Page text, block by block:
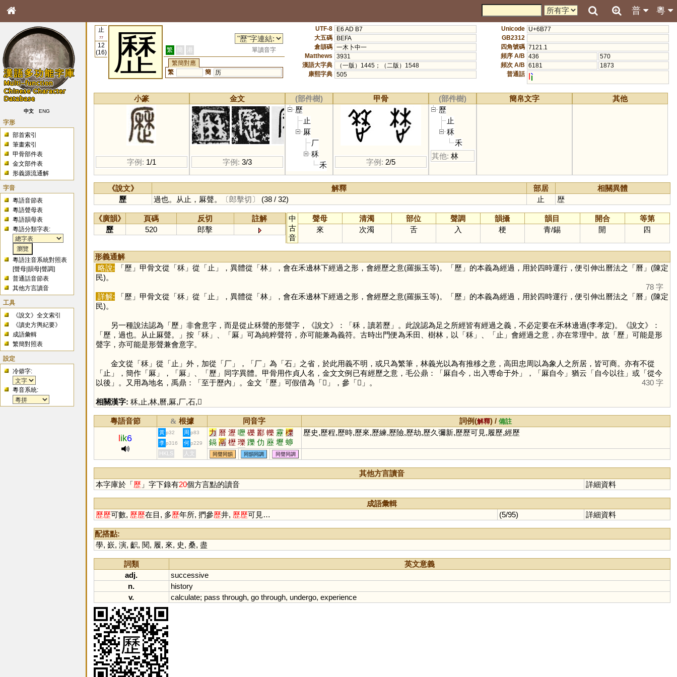
粵
普
中文 ENG
字形
部首索引
筆畫索引
甲骨部件表
金文部件表
形義源流通解
字音
粵語音節表
粵語聲母表
粵語韻母表
粵語分類字表:
粵語注音系統對照表
[聲母 |韻母 |聲調]
普通話音節表
其他方言讀音
工具
《說文》全文索引
《讀史方輿紀要》
成語彙輯
繁簡對照表
設定
冷僻字:
粵音系統:
止
77
12
(16)
歷 繁 簡 港
單讀音字
繁簡對應
繁
簡 历
UTF-8
E6 AD B7
大五碼
BEFA
倉頡碼 一木卜中一
Matthews
3931
漢語大字典
（一版）1445；（二版）1548
康熙字典 505
Unicode U+6B77
GB2312
四角號碼 7121.1
頻序 A/B 436
570
頻次 A/B 6181
1873
普通話 l
小篆
字例: 1/1
金文
字例: 3/3
(部件樹)
歷
止
厤
厂
秝
禾
甲骨
字例: 2/5
(部件樹)
歷
止
秝
禾
其他: 林
簡帛文字 其他
《說文》 解釋 部居
相關異體
歷
過也。从止，厤聲。 〔郎擊切〕 (38 / 32) 止 歴
《廣韻》 頁碼 反切
註解
歷
520 郎擊
中
古
音
聲母 清濁 部位 聲調 韻攝 韻目 開合
等第
來
次濁 舌 入 梗 青/錫 開 四
形義通解
略說: 「歷」甲骨文從「秝」從「止 」，異體從「林」，會在禾邊林下經過之形，會經歷之意(羅振玉等)。「歷」的本義為經過，用於四時運行，便引伸出曆法之「曆」(陳定
民)。
78 字
詳解: 「歷」甲骨文從「秝」從「止 」，異體從「林」，會在禾邊林下經過之形，會經歷之意(羅振玉等)。「歷」的本義為經過，用於四時運行，便引伸出曆法之「曆」(陳定
民)。
另一種說法認為「歷」非會意字，而是從止秝聲的形聲字，《說文》：「秝，讀若歷」。此說認為足之所經皆有經過之義，不必定要在禾林邊過(李孝定)。《說文》：
「歷，過也。从止厤聲。」按「秝」、「厤」可為純粹聲符，亦可能兼為義符。古時出門便為禾田、樹林，以「秝」、「止 」會經過之意，亦在常理中。故「歷」可能是形
聲字，亦可能是形聲兼會意字。
金文從「秝」從「止 」外，加從「厂」，「厂」為「石」之省，於此用義不明，或只為繁筆，林義光以為有推移之意，高田忠周以為象人之所居，皆可商。亦有不從
「止 」，簡作「厤」，「厤」、「歷」同字異體。甲骨用作貞人名，金文文例已有經歷之意，毛公鼎：「厤自今，出入尃命于外」，「厤自今」猶云「自今以往」或「從今
以後」。又用為地名，禹鼎：「至于歷內」。金文「歷」可假借為「𤯌 」，參「𤯌 」。 430 字
相關漢字: 秝,止,林,曆,厤,厂,石,𤯌
粵語音節 & 根據 同音字 詞例(解釋) /備註
ik6
黃 p32 周 p83 力 曆 瀝 嚦 礫 酈 轢 靂 櫟
鎘 鬲 櫪 瓅 躒 仂 藶 壢 蝷
靋 讈 赲 蒚 扚 鱳 儮 轣 皪
磿 屴 厤 朸 秝
歷史,歷程,歷時,歷來,歷練,歷險,歷劫,歷久彌新,歷歷可見,履歷,經歷
李 p316 何 p229
HKLS 人文 同聲同韻 同韻同調 同聲同調
其他方言讀音
本字庫於「歷」字下錄有20個方言點的讀音 詳細資料
成語彙輯
歷歷可數, 歷歷在目, 多歷年所, 捫參歷井, 歷歷可見… (5/95) 詳細資料
配搭點:
學, 嶔, 演, 齞, 閱, 履, 來, 史, 桑, 盡
詞類
英文意義
adj.
successive
n.
history
v.
calculate; pass through, go through, undergo, experience